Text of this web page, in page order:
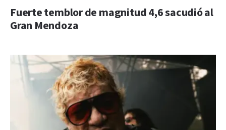
Fuerte temblor de magnitud 4,6 sacudió al
Gran Mendoza